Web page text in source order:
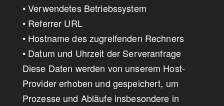
• Verwendetes Betriebssystem
• Referrer URL
• Hostname des zugreifenden Rechners
• Datum und Uhrzeit der Serveranfrage
Diese Daten werden von unserem Host-
Provider erhoben und gespeichert, um
Prozesse und Abläufe insbesondere in